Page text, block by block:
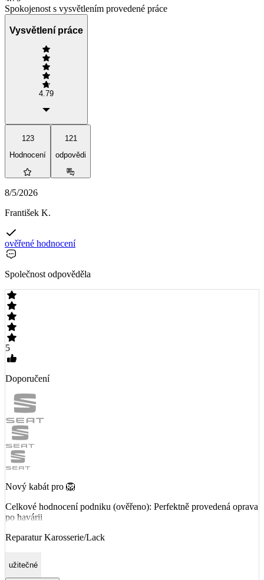
Spokojenost s vysvětlením provedené práce
Vysvětlení práce
4.79
123
Hodnocení
121
odpovědi
8/5/2026
František K.
ověřené hodnocení
Společnost odpověděla
5
Doporučení
Nový kabát pro 🦁
Celkové hodnocení podniku (ověřeno): Perfektně provedená oprava
po havárii
Reparatur Karosserie/Lack
užitečné